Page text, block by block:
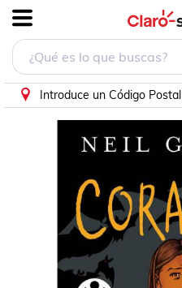
Introduce un Código Postal
Coraline (Novela Grafica)